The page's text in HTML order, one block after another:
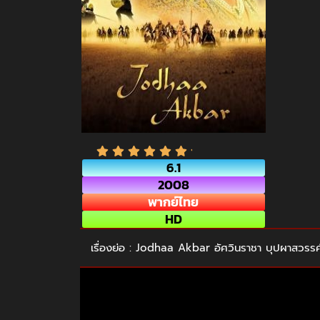
6.1
2008
พากย์ไทย
HD
เรื่องย่อ : Jodhaa Akbar อัศวินราชา บุปผาสวร